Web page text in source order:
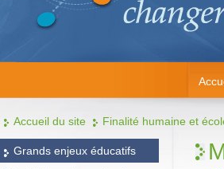
Accueil du site Finalité humaine et
Grands enjeux éducatifs